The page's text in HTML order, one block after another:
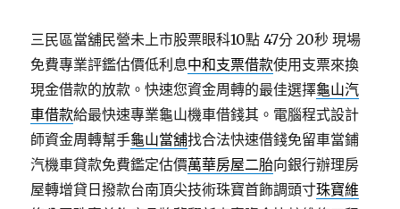
三民區當舖民營未上市股票眼科10點 47分 20秒 現場
免費專業評鑑估價低利息中和支票借款使用支票來換
現金借款的放款。快速您資金周轉的最佳選擇龜山汽
車借款給最快速專業龜山機車借錢其。電腦程式設計
師資金周轉幫手龜山當舖找合法快速借錢免留車當鋪
汽機車貸款免費鑑定估價萬華房屋二胎向銀行辦理房
屋轉增貸日撥款台南頂尖技術珠寶首飾調頭寸珠寶維